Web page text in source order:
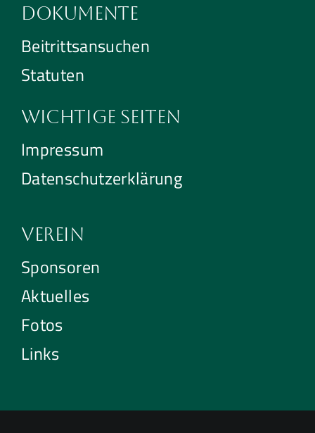
Dokumente
Beitrittsansuchen
Statuten
Wichtige Seiten
Impressum
Datenschutzerklärung
Verein
Sponsoren
Aktuelles
Fotos
Links